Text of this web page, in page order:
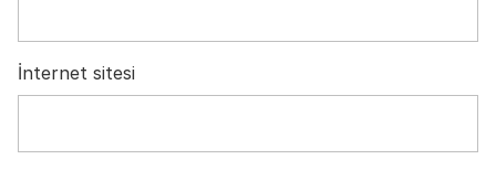
İnternet sitesi